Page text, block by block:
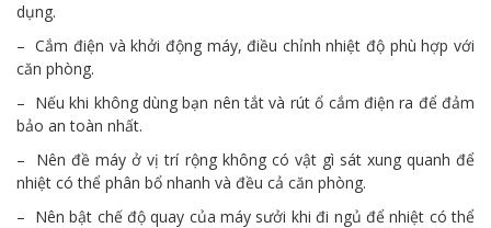
dụng.
– Cắm điện và khởi động máy, điều chỉnh nhiệt độ phù hợp với
căn phòng.
– Nếu khi không dùng bạn nên tắt và rút ổ cắm điện ra để đảm
bảo an toàn nhất.
– Nên đề máy ở vị trí rộng không có vật gì sát xung quanh để
nhiệt có thể phân bổ nhanh và đều cả căn phòng.
– Nên bật chế độ quay của máy sưởi khi đi ngủ để nhiệt có thể